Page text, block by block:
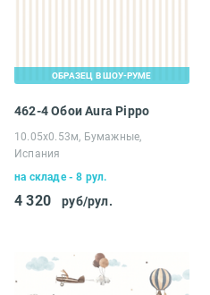
ОБРАЗЕЦ В ШОУ-РУМЕ
462-4 Обои Aura Pippo
10.05х0.53м, Бумажные,
Испания
на складе - 8 рул.
4 320 руб/рул.